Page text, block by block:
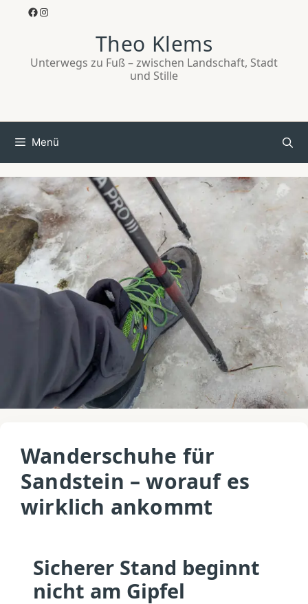
Facebook
Instagram
Theo Klems
Unterwegs zu Fuß – zwischen Landschaft, Stadt
und Stille
Menü
Wanderschuhe für
Sandstein – worauf es
wirklich ankommt
Sicherer Stand beginnt
nicht am Gipfel